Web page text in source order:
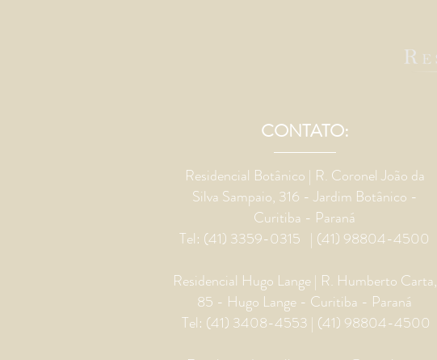
CONTATO:
Residencial Botânico | R. Coronel João da
Silva Sampaio, 316 - Jardim Botânico -
Curitiba - Paraná
Tel: (41) 3359-0315 | (41) 98804-4500
Residencial Hugo Lange | R. Humberto Carta,
85 - Hugo Lange - Curitiba - Paraná
Tel: (41) 3408-4553 | (41) 98804-4500